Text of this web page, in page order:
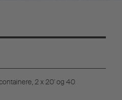
2 x 20' og 40